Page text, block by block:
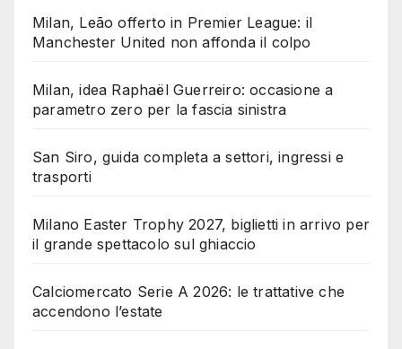
Milan, Leão offerto in Premier League: il
Manchester United non affonda il colpo
Milan, idea Raphaël Guerreiro: occasione a
parametro zero per la fascia sinistra
San Siro, guida completa a settori, ingressi e
trasporti
Milano Easter Trophy 2027, biglietti in arrivo per
il grande spettacolo sul ghiaccio
Calciomercato Serie A 2026: le trattative che
accendono l’estate